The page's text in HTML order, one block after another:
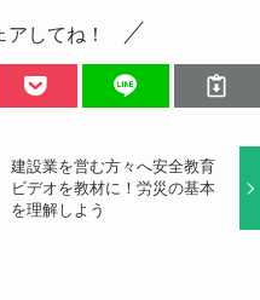
アしてね！
建設業を営む方々へ安全教育
ビデオを教材に！労災の基本
を理解しよう